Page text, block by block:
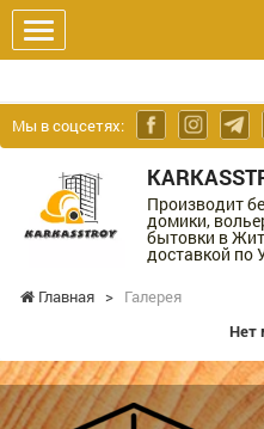
Мы в соцсетях:
Производит
домики,
бытовки в
доставкой по
Главная > Галерея
Нет